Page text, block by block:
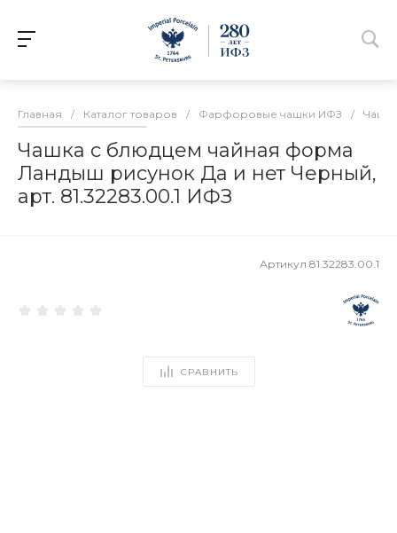
Главная / Каталог товаров / Фарфоровые чашки ИФЗ /
Чашка с блюдцем чайная форма
Ландыш рисунок Да и нет Черный,
арт. 81.32283.00.1 ИФЗ
Артикул 81.32283.00.1
СРАВНИТЬ